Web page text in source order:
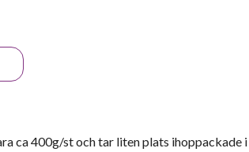
ca 400g/st och tar liten plats ihoppackade i